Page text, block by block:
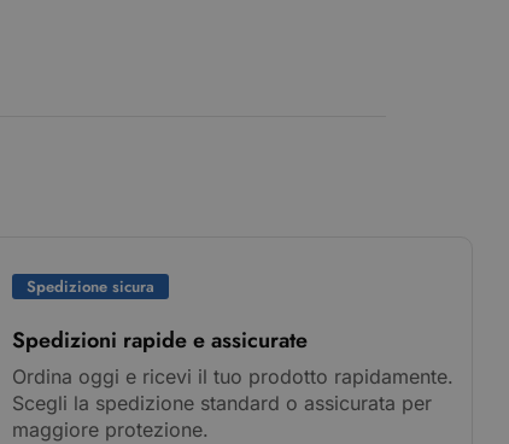
Spedizione sicura
Spedizioni rapide e assicurate
Ordina oggi e ricevi il tuo prodotto rapidamente.
Scegli la spedizione standard o assicurata per
maggiore protezione.